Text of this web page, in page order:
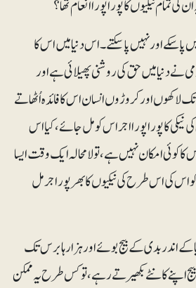
کی تمام نیکیوں کا پورا پورا انعام تھا؟
پاسکے اور نہیں پاسکتے۔ اس دنیا میں اس کا
دنیا میں حق کی روشنی پھیلائی ہے اور
لاکھوں اور کروڑوں انسان اس کا فائدہ اُٹھاتے
کا پورا پورا اجر اس کو مل جائے، کیا اس
کوئی امکان نہیں ہے، تو لامحالہ ایک وقت ایسا
کی اس طرح کی نیکیوں کا بھرپور اجر مل
اندر بدی کے بیج بوئے اور ہزارہا برس تک
اپنے کانٹے بکھیرتے رہے، تو کس طرح یہ ممکن